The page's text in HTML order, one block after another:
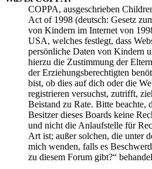
COPPA, ausgeschrieben
Act of 1998 (deutsch: Gesetz
von Kindern im Internet von
USA, welches festlegt, dass
persönliche Daten von Kindern
hierzu die Zustimmung der
der Erziehungsberechtigten
bist, ob dies auf dich oder die
registrieren versuchst, zutrifft,
Beistand zu Rate. Bitte beachte,
Besitzer dieses Boards keine
und nicht die Anlaufstelle für
Art ist; außer solchen, die unter
mich wenden, falls es
zu diesem Forum gibt?“